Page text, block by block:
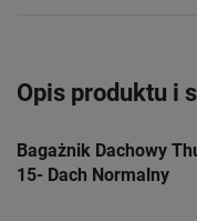
Opis produktu i
Bagażnik Dachowy
15- Dach Normalny